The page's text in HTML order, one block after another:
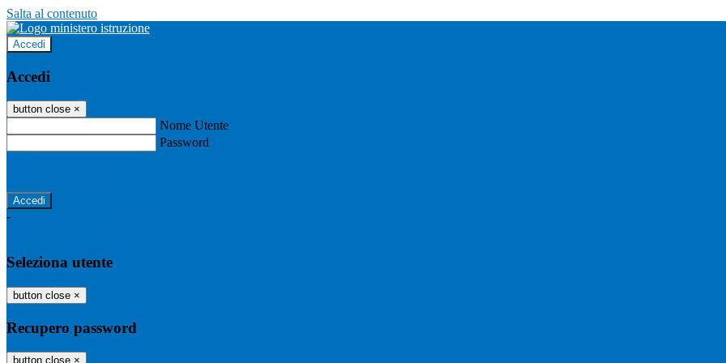
Salta al contenuto
Accedi
Accedi
button close ×
Nome Utente
Password
-
Seleziona utente
button close ×
Recupero password
button close ×